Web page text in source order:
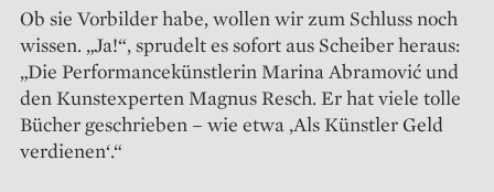
Ob sie Vorbilder habe, wollen wir zum Schluss noch
wissen. „Ja!“, sprudelt es sofort aus Scheiber heraus:
„Die Performancekünstlerin Marina Abramović und
den Kunst­experten Magnus Resch. Er hat viele tolle
Bücher geschrieben – wie etwa ‚Als Künstler Geld
verdienen‘.“